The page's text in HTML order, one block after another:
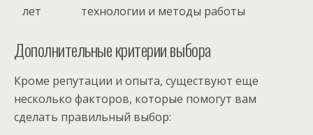
лет
технологии и методы работы
Дополнительные критерии выбора
Кроме репутации и опыта, существуют еще
несколько факторов, которые помогут вам
сделать правильный выбор: